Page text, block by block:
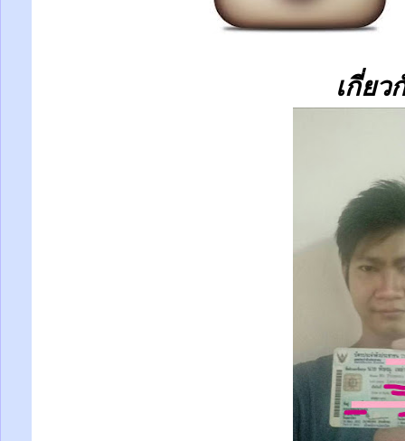
เกี่ยว